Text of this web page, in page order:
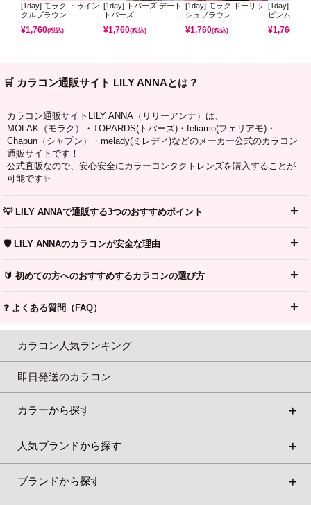
[1day] モラク トゥイン
クルブラウン
¥1,760(税込)
[1day] トパーズ デート
トパーズ
¥1,760(税込)
[1day] モラク ドーリッ
シュブラウン
¥1,760(税込)
[1day] ミレ
ピンムーン
¥1,760
🛒 カラコン通販サイト LILY ANNAとは？
カラコン通販サイトLILY ANNA（リリーアンナ）は、
MOLAK（モラク）・TOPARDS(トパーズ)・feliamo(フェリアモ)・
Chapun（シャプン）・melady(ミレディ)などのメーカー公式のカラコン
通販サイトです！
公式直販なので、安心安全にカラーコンタクトレンズを購入することが
可能です✨
💡 LILY ANNAで通販する3つのおすすめポイント
🛡️ LILY ANNAのカラコンが安全な理由
🔰 初めての方へのおすすめするカラコンの選び方
❓ よくある質問（FAQ）
カラコン人気ランキング
即日発送のカラコン
カラーから探す
人気ブランドから探す
ブランドから探す